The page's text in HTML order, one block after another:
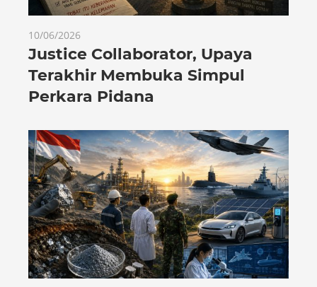
10/06/2026
Justice Collaborator, Upaya
Terakhir Membuka Simpul
Perkara Pidana